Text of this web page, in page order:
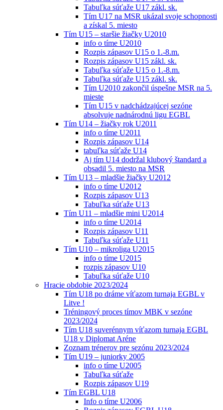
Tabuľka súťaže U17 zákl. sk.
Tím U17 na MSR ukázal svoje schopnosti
a získal 5. miesto
Tím U15 – staršie žiačky U2010
info o tíme U2010
Rozpis zápasov U15 o 1.-8.m.
Rozpis zápasov U15 zákl. sk.
Tabuľka súťaže U15 o 1.-8.m.
Tabuľka súťaže U15 zákl. sk.
Tím U2010 zakončil úspešne MSR na 5.
mieste
Tím U15 v nadchádzajúcej sezóne
absolvuje nadnárodnú ligu EGBL
Tím U14 – žiačky rok U2011
info o tíme U2011
Rozpis zápasov U14
tabuľka súťaže U14
Aj tím U14 dodržal klubový štandard a
obsadil 5. miesto na MSR
Tím U13 – mladšie žiačky U2012
info o tíme U2012
Rozpis zápasov U13
Tabuľka súťaže U13
Tím U11 – mladšie mini U2014
info o tíme U2014
Rozpis zápasov U11
Tabuľka súťaže U11
Tím U10 – mikroliga U2015
info o tíme U2015
rozpis zápasov U10
Tabuľka súťaže U10
Hracie obdobie 2023/2024
Tím U18 po dráme víťazom turnaja EGBL v
Litve !
Tréningový proces tímov MBK v sezóne
2023/2024
Tím U18 suverénnym víťazom turnaja EGBL
U18 v Diplomat Aréne
Zoznam trénerov pre sezónu 2023/2024
Tím U19 – juniorky 2005
info o tíme U2005
Tabuľka súťaže
Rozpis zápasov U19
Tím EGBL U18
Info o tíme U2006